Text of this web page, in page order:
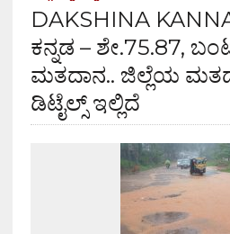
DAKSHINA
ಕನ್ನಡ – ಶೇ.75.87,
ಮತದಾನ.. ಜಿಲ್ಲೆಯ
ಡಿಟೈಲ್ಸ್ ಇಲ್ಲಿದೆ